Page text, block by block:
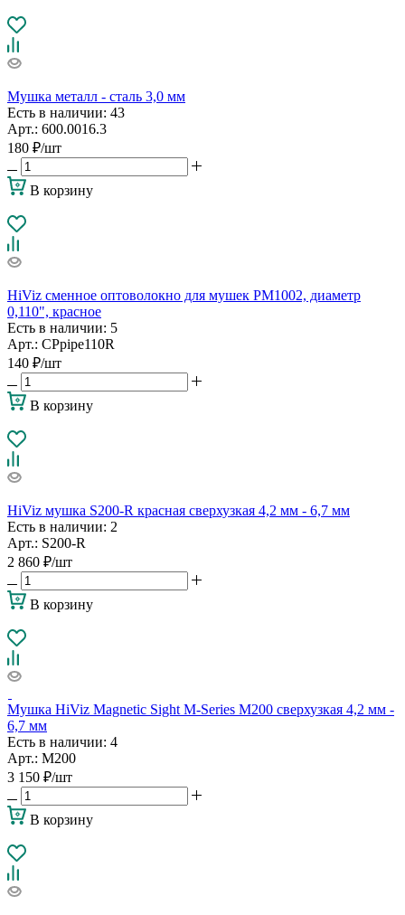
Мушка металл - сталь 3,0 мм
Есть в наличии: 43
Арт.: 600.0016.3
180 ₽/шт
В корзину
HiViz сменное оптоволокно для мушек PM1002, диаметр
0,110", красное
Есть в наличии: 5
Арт.: CPpipe110R
140 ₽/шт
В корзину
HiViz мушка S200-R красная сверхузкая 4,2 мм - 6,7 мм
Есть в наличии: 2
Арт.: S200-R
2 860 ₽/шт
В корзину
Мушка HiViz Magnetic Sight M-Series M200 сверхузкая 4,2 мм -
6,7 мм
Есть в наличии: 4
Арт.: M200
3 150 ₽/шт
В корзину